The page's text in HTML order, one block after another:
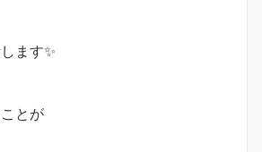
ます✨
とが